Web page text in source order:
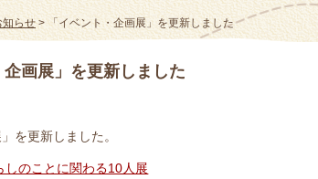
知らせ> 「イベント・企画展」を更新しました
企画展」を更新しました
を更新しました。
のことに関わる10人展